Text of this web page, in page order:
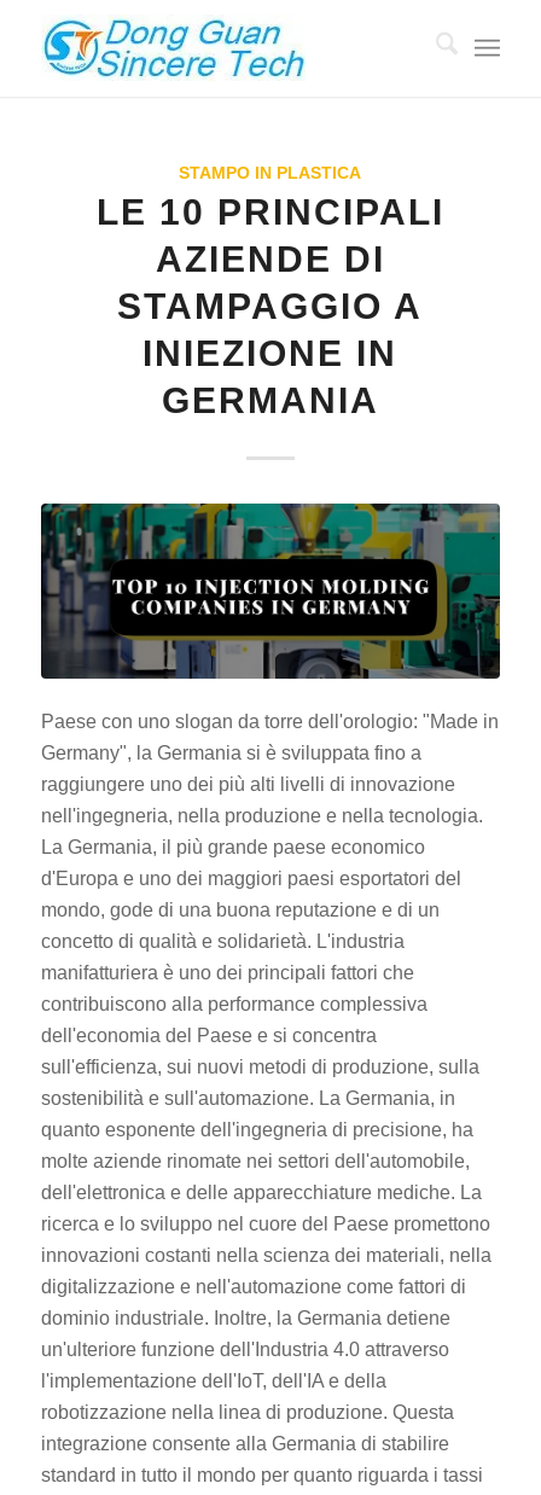
STAMPO IN PLASTICA
LE 10 PRINCIPALI
AZIENDE DI
STAMPAGGIO A
INIEZIONE IN
GERMANIA
Paese con uno slogan da torre dell'orologio: "Made in
Germany", la Germania si è sviluppata fino a
raggiungere uno dei più alti livelli di innovazione
nell'ingegneria, nella produzione e nella tecnologia.
La Germania, il più grande paese economico
d'Europa e uno dei maggiori paesi esportatori del
mondo, gode di una buona reputazione e di un
concetto di qualità e solidarietà. L'industria
manifatturiera è uno dei principali fattori che
contribuiscono alla performance complessiva
dell'economia del Paese e si concentra
sull'efficienza, sui nuovi metodi di produzione, sulla
sostenibilità e sull'automazione. La Germania, in
quanto esponente dell'ingegneria di precisione, ha
molte aziende rinomate nei settori dell'automobile,
dell'elettronica e delle apparecchiature mediche. La
ricerca e lo sviluppo nel cuore del Paese promettono
innovazioni costanti nella scienza dei materiali, nella
digitalizzazione e nell'automazione come fattori di
dominio industriale. Inoltre, la Germania detiene
un'ulteriore funzione dell'Industria 4.0 attraverso
l'implementazione dell'IoT, dell'IA e della
robotizzazione nella linea di produzione. Questa
integrazione consente alla Germania di stabilire
standard in tutto il mondo per quanto riguarda i tassi